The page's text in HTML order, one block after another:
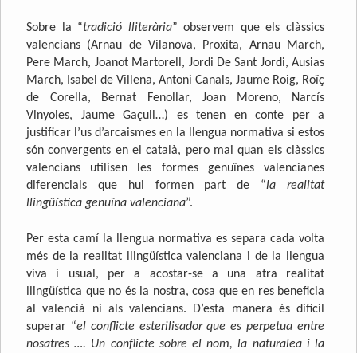
Sobre la “tradició lliterària” observem que els clàssics
valencians (Arnau de Vilanova, Proxita, Arnau March,
Pere March, Joanot Martorell, Jordi De Sant Jordi, Ausias
March, Isabel de Villena, Antoni Canals, Jaume Roig, Roïç
de Corella, Bernat Fenollar, Joan Moreno, Narcís
Vinyoles, Jaume Gaçull…) es tenen en conte per a
justificar l’us d’arcaismes en la llengua normativa si estos
són convergents en el català, pero mai quan els clàssics
valencians utilisen les formes genuïnes valencianes
diferencials que hui formen part de “la realitat
llingüística genuïna valenciana”.
Per esta camí la llengua normativa es separa cada volta
més de la realitat llingüística valenciana i de la llengua
viva i usual, per a acostar-se a una atra realitat
llingüística que no és la nostra, cosa que en res beneficia
al valencià ni als valencians. D’esta manera és difícil
superar “el conflicte esterilisador que es perpetua entre
nosatres …. Un conflicte sobre el nom, la naturalea i la